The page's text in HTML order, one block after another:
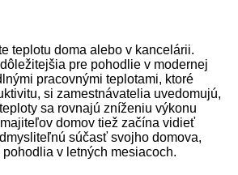
teplotu doma alebo v kancelárii.
pre pohodlie v modernej
pracovnými teplotami, ktoré
si zamestnávatelia uvedomujú,
sa rovnajú zníženiu výkonu
domov tiež začína vidieť
súčasť svojho domova,
v letných mesiacoch.